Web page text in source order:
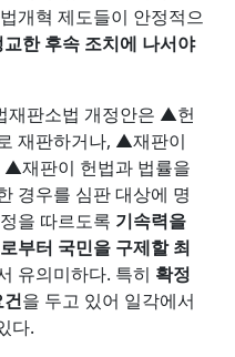
개혁 제도들이 안정적으
교한 후속 조치에 나서야
재판소법 개정안은 ▲헌
재판하거나, ▲재판이
▲재판이 헌법과 법률을
경우를 심판 대상에 명
을 따르도록 기속력을
부터 국민을 구제할 최
유의미하다. 특히 확정
을 두고 있어 일각에서
다.